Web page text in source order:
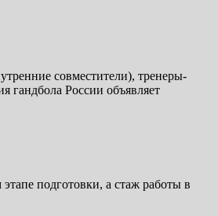
совместители), тренеры-
России объявляет
подготовки, а стаж работы в